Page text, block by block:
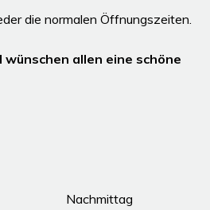
die normalen Öffnungszeiten.
allen eine schöne
Nachmittag